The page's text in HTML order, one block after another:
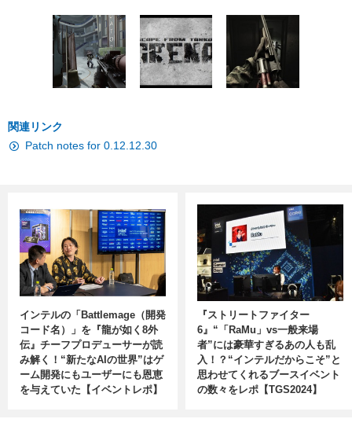
関連リンク
Patch notes for 0.12.12.30
インテルの「Battlemage（開発
コード名）」を『龍が如く8外
伝』チーフプロデューサーが読
み解く！“新たなAIの世界”はゲ
ーム開発にもユーザーにも恩恵
を与えていた【イベントレポ】
『ストリートファイター
6』“「RaMu」vs一般来場
者”には豪華すぎるあの人も乱
入！？“インテルだからこそ”と
思わせてくれるブースイベント
の数々をレポ【TGS2024】